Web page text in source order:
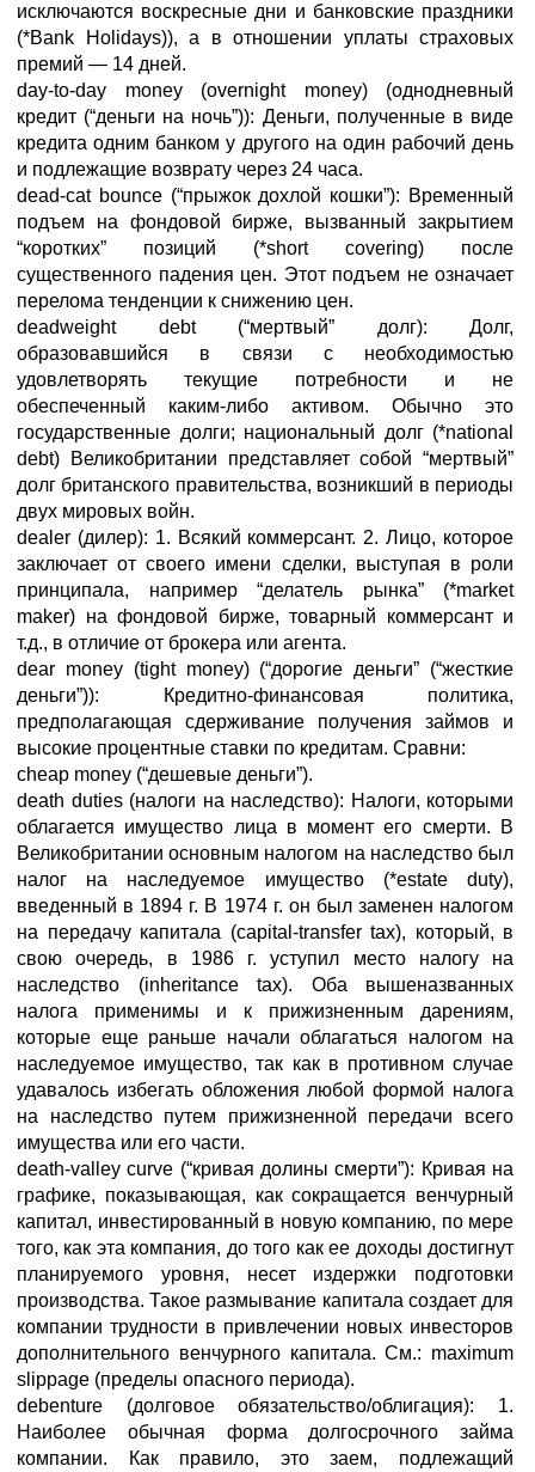
исключаются воскресные дни и банковские праздники
(*Bank Holidays)), а в отношении уплаты страховых
премий — 14 дней.
day-to-day money (overnight money) (однодневный
кредит (“деньги на ночь”)): Деньги, полученные в виде
кредита одним банком у другого на один рабочий день
и подлежащие возврату через 24 часа.
dead-cat bounce (“прыжок дохлой кошки”): Временный
подъем на фондовой бирже, вызванный закрытием
“коротких” позиций (*short covering) после
существенного падения цен. Этот подъем не означает
перелома тенденции к снижению цен.
deadweight debt (“мертвый” долг): Долг,
образовавшийся в связи с необходимостью
удовлетворять текущие потребности и не
обеспеченный каким-либо активом. Обычно это
государственные долги; национальный долг (*national
debt) Великобритании представляет собой “мертвый”
долг британского правительства, возникший в периоды
двух мировых войн.
dealer (дилер): 1. Всякий коммерсант. 2. Лицо, которое
заключает от своего имени сделки, выступая в роли
принципала, например “делатель рынка” (*market
maker) на фондовой бирже, товарный коммерсант и
т.д., в отличие от брокера или агента.
dear money (tight money) (“дорогие деньги” (“жесткие
деньги”)): Кредитно-финансовая политика,
предполагающая сдерживание получения займов и
высокие процентные ставки по кредитам. Сравни:
cheap money (“дешевые деньги”).
death duties (налоги на наследство): Налоги, которыми
облагается имущество лица в момент его смерти. В
Великобритании основным налогом на наследство был
налог на наследуемое имущество (*estate duty),
введенный в 1894 г. В 1974 г. он был заменен налогом
на передачу капитала (capital-transfer tax), который, в
свою очередь, в 1986 г. уступил место налогу на
наследство (inheritance tax). Оба вышеназванных
налога применимы и к прижизненным дарениям,
которые еще раньше начали облагаться налогом на
наследуемое имущество, так как в противном случае
удавалось избегать обложения любой формой налога
на наследство путем прижизненной передачи всего
имущества или его части.
death-valley curve (“кривая долины смерти”): Кривая на
графике, показывающая, как сокращается венчурный
капитал, инвестированный в новую компанию, по мере
того, как эта компания, до того как ее доходы достигнут
планируемого уровня, несет издержки подготовки
производства. Такое размывание капитала создает для
компании трудности в привлечении новых инвесторов
дополнительного венчурного капитала. См.: maximum
slippage (пределы опасного периода).
debenture (долговое обязательство/облигация): 1.
Наиболее обычная форма долгосрочного займа
компании. Как правило, это заем, подлежащий